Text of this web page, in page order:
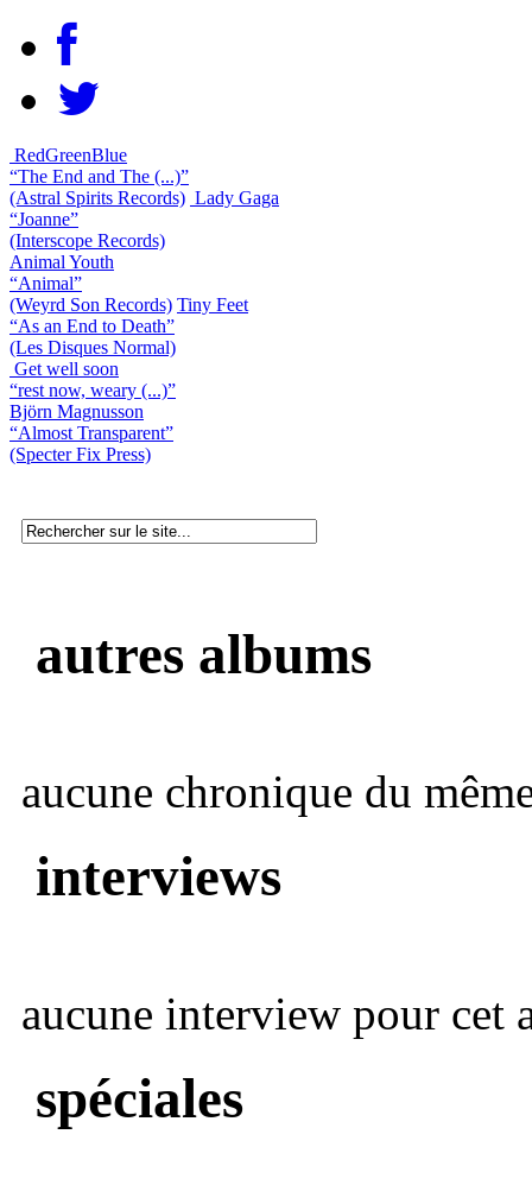
RedGreenBlue
“The End and The (...)”
(Astral Spirits Records) Lady Gaga
“Joanne”
(Interscope Records)
Animal Youth
“Animal”
(Weyrd Son Records) Tiny Feet
“As an End to Death”
(Les Disques Normal)
Get well soon
“rest now, weary (...)”
Björn Magnusson
“Almost Transparent”
(Specter Fix Press)
autres albums
aucune chronique du
interviews
aucune interview pour cet
spéciales